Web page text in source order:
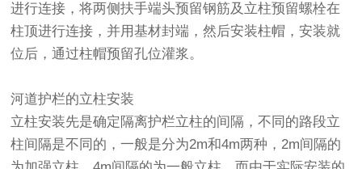
进行连接，将两侧扶手端头预留钢筋及立柱预留螺栓在
柱顶进行连接，并用基材封端，然后安装柱帽，安装就
位后，通过柱帽预留孔位灌浆。
河道护栏的立柱安装
立柱安装先是确定隔离护栏立柱的间隔，不同的路段立
柱间隔是不同的，一般是分为2m和4m两种，2m间隔的